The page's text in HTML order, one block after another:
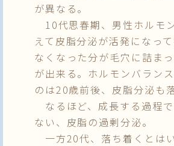
が異なる。
10代思春期、男性ホルモ
えて皮脂分泌が活発になっ
なくなった分が毛穴に詰ま
が出来る。ホルモンバラン
のは20歳前後、皮脂分泌も
なるほど、成長する過程
ない、皮脂の過剰分泌。
一方20代、落ち着くとは